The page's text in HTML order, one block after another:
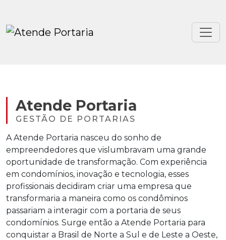
Atende Portaria
GESTÃO DE PORTARIAS
A Atende Portaria nasceu do sonho de
empreendedores que vislumbravam uma grande
oportunidade de transformação. Com experiência
em condomínios, inovação e tecnologia, esses
profissionais decidiram criar uma empresa que
transformaria a maneira como os condôminos
passariam a interagir com a portaria de seus
condomínios. Surge então a Atende Portaria para
conquistar a Brasil de Norte a Sul e de Leste a Oeste,